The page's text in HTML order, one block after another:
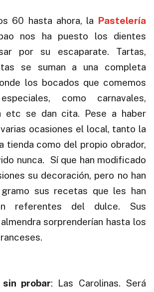
60 hasta ahora, la Pastelería
nos ha puesto los dientes
por su escaparate. Tartas,
se suman a una completa
los bocados que comemos
como carnavales,
etc se dan cita. Pese a haber
ocasiones el local, tanto la
tienda como del propio obrador,
nunca. Sí que han modificado
su decoración, pero no han
sus recetas que les han
referentes del dulce. Sus
sorprenderían hasta los
probar: Las Carolinas. Será